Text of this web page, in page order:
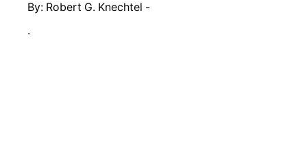
By: Robert G. Knechtel -
.